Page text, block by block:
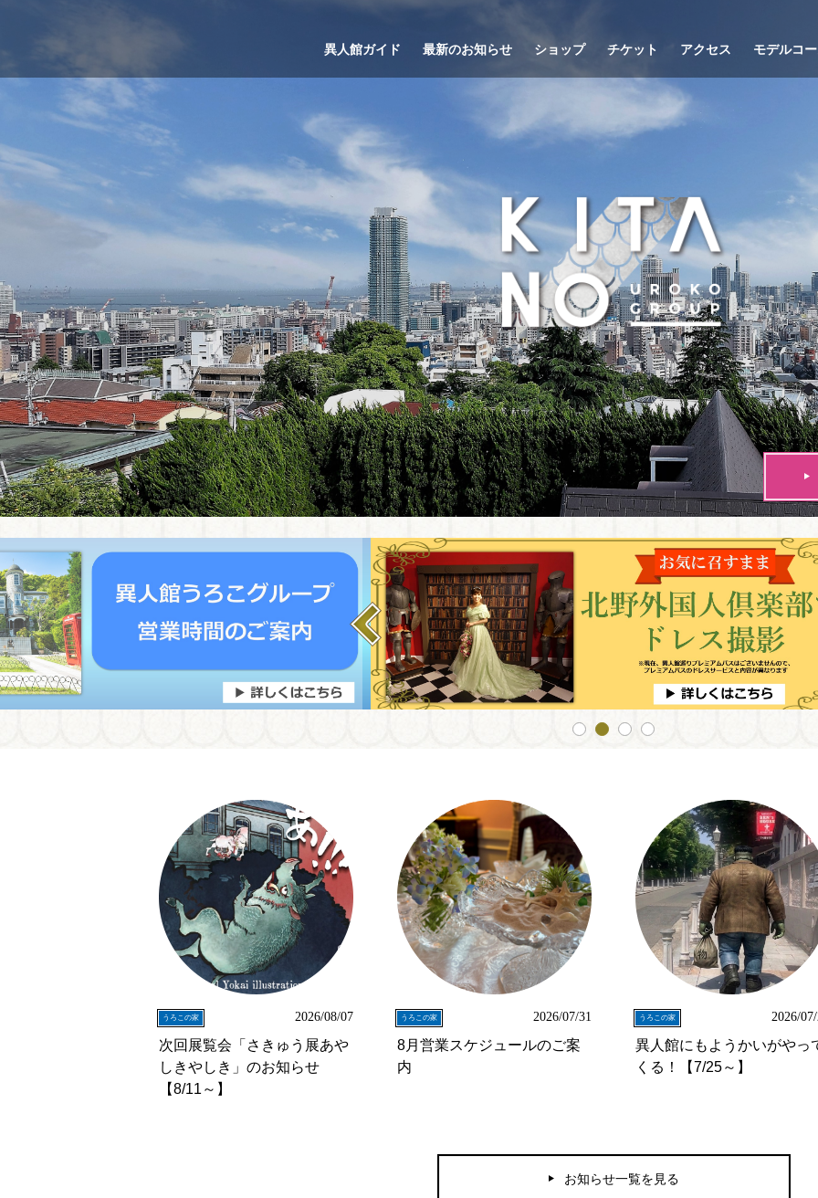
異人館ガイド 最新のお知らせ ショップ チケット アクセス モデルコ
うろこの家 2026/08/07
次回展覧会「さきゅう展あや
しきやしき」のお知らせ
【8/11～】
うろこの家 2026/07/31
8月営業スケジュールのご案
内
うろこの家 2026/
異人館にもようかいがやっ
くる！【7/25～】
お知らせ一覧を見る